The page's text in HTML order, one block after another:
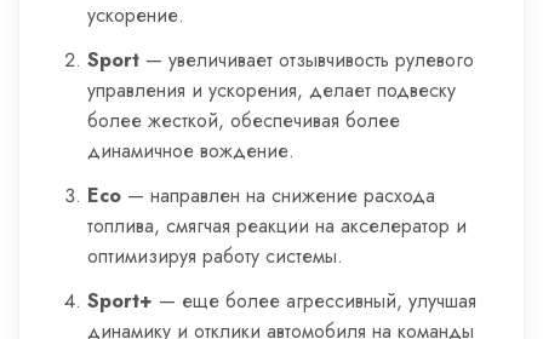
ускорение.
Sport — увеличивает отзывчивость рулевого
управления и ускорения, делает подвеску
более жесткой, обеспечивая более
динамичное вождение.
Eco — направлен на снижение расхода
топлива, смягчая реакции на акселератор и
оптимизируя работу системы.
Sport+ — еще более агрессивный, улучшая
динамику и отклики автомобиля на команды